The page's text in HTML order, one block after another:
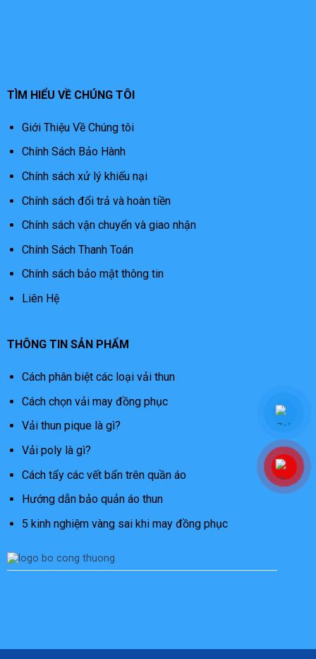
TÌM HIỂU VỀ CHÚNG TÔI
Giới Thiệu Về Chúng tôi
Chính Sách Bảo Hành
Chính sách xử lý khiếu nại
Chính sách đổi trả và hoàn tiền
Chính sách vận chuyển và giao nhận
Chính Sách Thanh Toán
Chính sách bảo mật thông tin
Liên Hệ
THÔNG TIN SẢN PHẨM
Cách phân biệt các loại vải thun
Cách chọn vải may đồng phục
Vải thun pique là gì?
Vải poly là gì?
Cách tẩy các vết bẩn trên quần áo
Hướng dẫn bảo quản áo thun
5 kinh nghiệm vàng sai khi may đồng phục